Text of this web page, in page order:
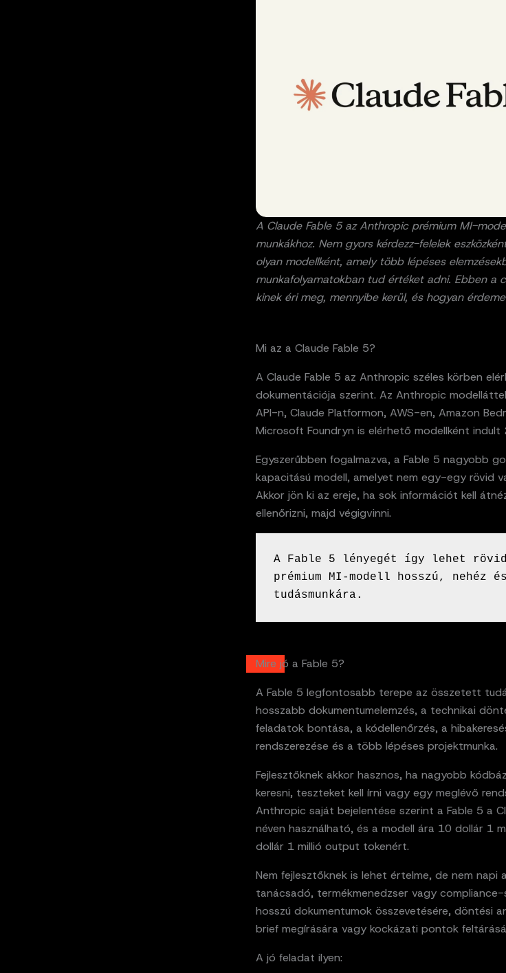
A Claude Fable 5 az Anthropic prémium MI-
munkákhoz. Nem gyors kérdezz-felelek
olyan modellként, amely több lépéses
munkafolyamatokban tud értéket adni. Ebben a
kinek éri meg, mennyibe kerül, és hogyan
Mi az a Claude Fable 5?
A Claude Fable 5 az Anthropic széles körben
dokumentációja szerint. Az Anthropic
API-n, Claude Platformon, AWS-en, Amazon
Microsoft Foundryn is elérhető modellként indult
Egyszerűbben fogalmazva, a Fable 5 nagyobb
kapacitású modell, amelyet nem egy-egy rövid
Akkor jön ki az ereje, ha sok információt kell
ellenőrizni, majd végigvinni.
A Fable 5 lényegét így lehet
prémium MI-modell hosszú, nehéz
tudásmunkára.
Mire jó a Fable 5?
A Fable 5 legfontosabb terepe az összetett
hosszabb dokumentumelemzés, a technikai
feladatok bontása, a kódellenőrzés, a
rendszerezése és a több lépéses projektmunka.
Fejlesztőknek akkor hasznos, ha nagyobb
keresni, teszteket kell írni vagy egy meglévő
Anthropic saját bejelentése szerint a Fable 5 a
néven használható, és a modell ára 10 dollár 1
dollár 1 millió output tokenért.
Nem fejlesztőknek is lehet értelme, de nem napi
tanácsadó, termékmenedzser vagy
hosszú dokumentumok összevetésére, döntési
brief megírására vagy kockázati pontok
A jó feladat ilyen: